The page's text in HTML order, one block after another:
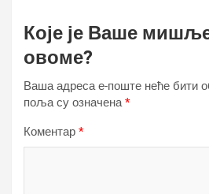
Које је Ваше
овоме?
Ваша адреса е-поште неће бити
поља су означена*
Коментар *